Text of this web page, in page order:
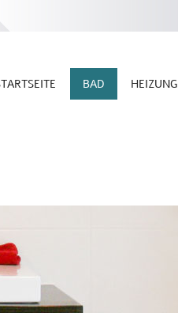
BAD HEIZUNG